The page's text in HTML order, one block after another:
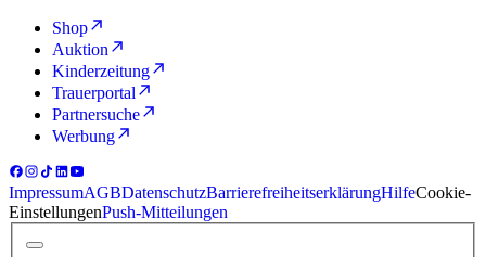
Shop
Auktion
Kinderzeitung
Trauerportal
Partnersuche
Werbung
ImpressumAGBDatenschutzBarrierefreiheitserklärungHilfeCookie-
EinstellungenPush-Mitteilungen